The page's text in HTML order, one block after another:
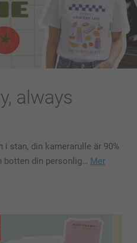
always
stan, din kamerarulle är 90%
botten din personlig… Mer